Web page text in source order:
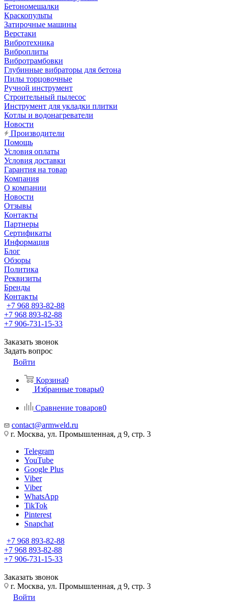
Бетономешалки
Краскопульты
Затирочные машины
Верстаки
Вибротехника
Виброплиты
Вибротрамбовки
Глубинные вибраторы для бетона
Пилы торцовочные
Ручной инструмент
Строительный пылесос
Инструмент для укладки плитки
Котлы и водонагреватели
Новости
Производители
Помощь
Условия оплаты
Условия доставки
Гарантия на товар
Компания
О компании
Новости
Отзывы
Контакты
Партнеры
Сертификаты
Информация
Блог
Обзоры
Политика
Реквизиты
Бренды
Контакты
+7 968 893-82-88
+7 968 893-82-88
+7 906-731-15-33
Заказать звонок
Задать вопрос
Войти
Корзина0
Избранные товары0
Сравнение товаров0
contact@armweld.ru
г. Москва, ул. Промышленная, д 9, стр. 3
Telegram
YouTube
Google Plus
Viber
Viber
WhatsApp
TikTok
Pinterest
Snapchat
+7 968 893-82-88
+7 968 893-82-88
+7 906-731-15-33
Заказать звонок
г. Москва, ул. Промышленная, д 9, стр. 3
Войти